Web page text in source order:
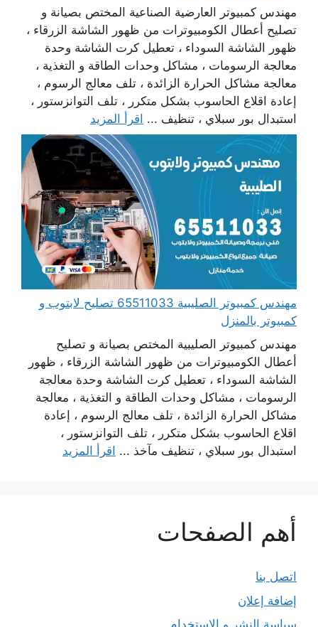
مهندس كمبيوتر العارضية الصناعية المختص بصيانة و
تصليح أعطال الكومبيوترات من ظهور الشاشة الزرقاء ،
ظهور الشاشة السوداء ، تعطيل كرت الشاشة وحدة
معالجة الرسومات ، مشاكل وحدات الطاقة و التغذية ،
معالجة مشاكل الحرارة الزائدة ، تلف معالج الرسوم ،
إعادة اقلاع الحاسوب بشكل متكرر ، تلف التوانزستور ،
استبدال بور سبلاي ، تنظيف ... اقرأ المزيد
مهندس كمبيوتر الصليبية 65511033 تصليح لابتوب و
كمبيوتر بالمنزل
مهندس كمبيوتر الصليبية المختص بصيانة و تصليح
أعطال الكومبيوترات من ظهور الشاشة الزرقاء ، ظهور
الشاشة السوداء ، تعطيل كرت الشاشة وحدة معالجة
الرسومات ، مشاكل وحدات الطاقة و التغذية ، معالجة
مشاكل الحرارة الزائدة ، تلف معالج الرسوم ، إعادة
اقلاع الحاسوب بشكل متكرر ، تلف التوانزستور ،
استبدال بور سبلاي ، تنظيف مآخذ ... اقرأ المزيد
أهم الصفحات
اتصل بنا
إضافة إعلان